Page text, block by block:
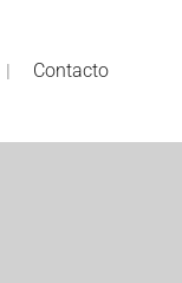
Contacto